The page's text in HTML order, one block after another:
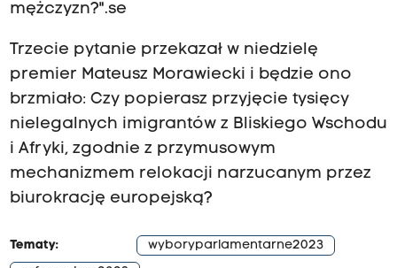
mężczyzn?".se
Trzecie pytanie przekazał w niedzielę
premier Mateusz Morawiecki i będzie ono
brzmiało: Czy popierasz przyjęcie tysięcy
nielegalnych imigrantów z Bliskiego Wschodu
i Afryki, zgodnie z przymusowym
mechanizmem relokacji narzucanym przez
biurokrację europejską?
Tematy:
wyboryparlamentarne2023